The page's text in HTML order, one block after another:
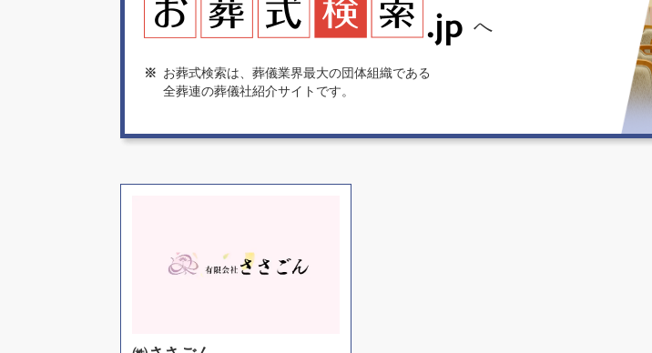
へ
※ お葬式検索は、葬儀業界最大の団体組織である
全葬連の葬儀社紹介サイトです。